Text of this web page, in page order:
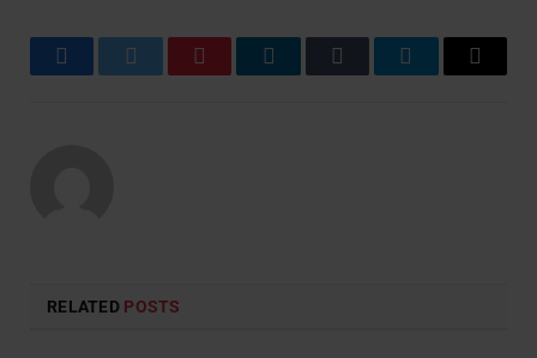
FacebookTwitter PinterestLinkedInTumblr TelegramEmail
RELATED POSTS